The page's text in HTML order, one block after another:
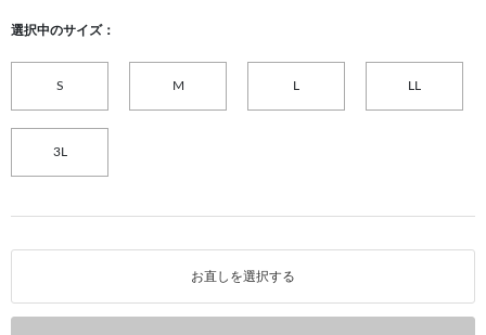
選択中のサイズ：
S M
3L
お直しを選択する